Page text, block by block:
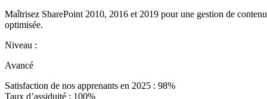
Maîtrisez SharePoint 2010, 2016 et 2019 pour une gestion de contenu
optimisée.
Niveau :
Avancé
Satisfaction de nos apprenants en 2025 : 98%
Taux d’assiduité : 100%